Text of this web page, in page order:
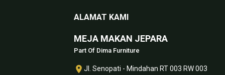
ALAMAT KAMI
MEJA MAKAN JEPARA
Part Of Dima Furniture
Jl. Senopati - Mindahan RT 003 RW 003